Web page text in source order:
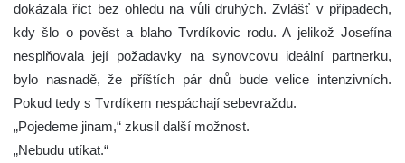
dokázala říct bez ohledu na vůli druhých. Zvlášť v případech,
kdy šlo o pověst a blaho Tvrdíkovic rodu. A jelikož Josefína
nesplňovala její požadavky na synovcovu ideální partnerku,
bylo nasnadě, že příštích pár dnů bude velice intenzivních.
Pokud tedy s Tvrdíkem nespáchají sebevraždu.
„Pojedeme jinam,“ zkusil další možnost.
„Nebudu utíkat.“